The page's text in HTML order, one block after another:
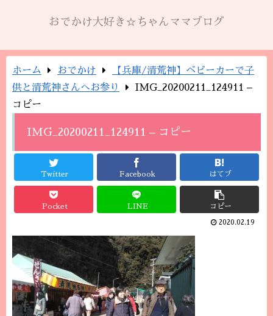
おでかけ大好き☆ちゃんママブログ
ホーム おでかけ
【兵庫/清荒神】ベビーカーで子
供と清荒神さんへお参り
IMG_20200211_124911 –
コピー
IMG_20200211_124911 – コピー
Twitter Facebook はてブ
Pocket LINE コピー
2020.02.19